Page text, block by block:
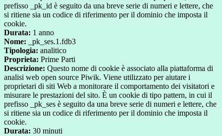
prefisso _pk_id è seguito da una breve serie di numeri e lettere, che
si ritiene sia un codice di riferimento per il dominio che imposta il
cookie.
Durata: 1 anno
Nome: _pk_ses.1.fdb3
Tipologia: analitico
Proprieta: Prime Parti
Descrizione: Questo nome di cookie è associato alla piattaforma di
analisi web open source Piwik. Viene utilizzato per aiutare i
proprietari di siti Web a monitorare il comportamento dei visitatori e
misurare le prestazioni del sito. È un cookie di tipo pattern, in cui il
prefisso _pk_ses è seguito da una breve serie di numeri e lettere, che
si ritiene sia un codice di riferimento per il dominio che imposta il
cookie.
Durata: 30 minuti